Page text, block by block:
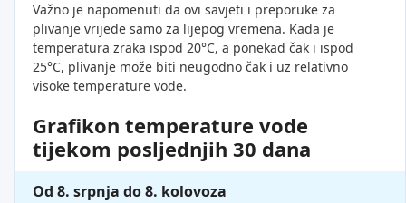
Važno je napomenuti da ovi savjeti i preporuke za
plivanje vrijede samo za lijepog vremena. Kada je
temperatura zraka ispod 20°C, a ponekad čak i ispod
25°C, plivanje može biti neugodno čak i uz relativno
visoke temperature vode.
Grafikon temperature vode
tijekom posljednjih 30 dana
Od 8. srpnja do 8. kolovoza